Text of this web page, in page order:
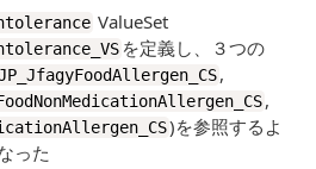
ValueSet
を定義し、３つの
,
,
)を参照するよ
った